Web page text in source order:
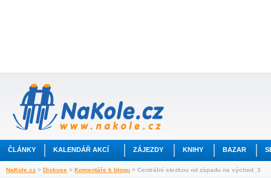
ČLÁNKY KALENDÁŘ AKCÍ ZÁJEZDY KNIHY BAZAR
NaKole.cz > Diskuse > Komentáře k blogu > Centrální stezkou od západu na východ_3